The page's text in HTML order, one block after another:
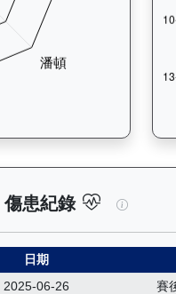
Barrier Trial）的
傷患紀錄 連連
日期
2025-06-26
賽